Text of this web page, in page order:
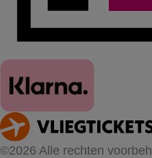
©2026 Alle rechten